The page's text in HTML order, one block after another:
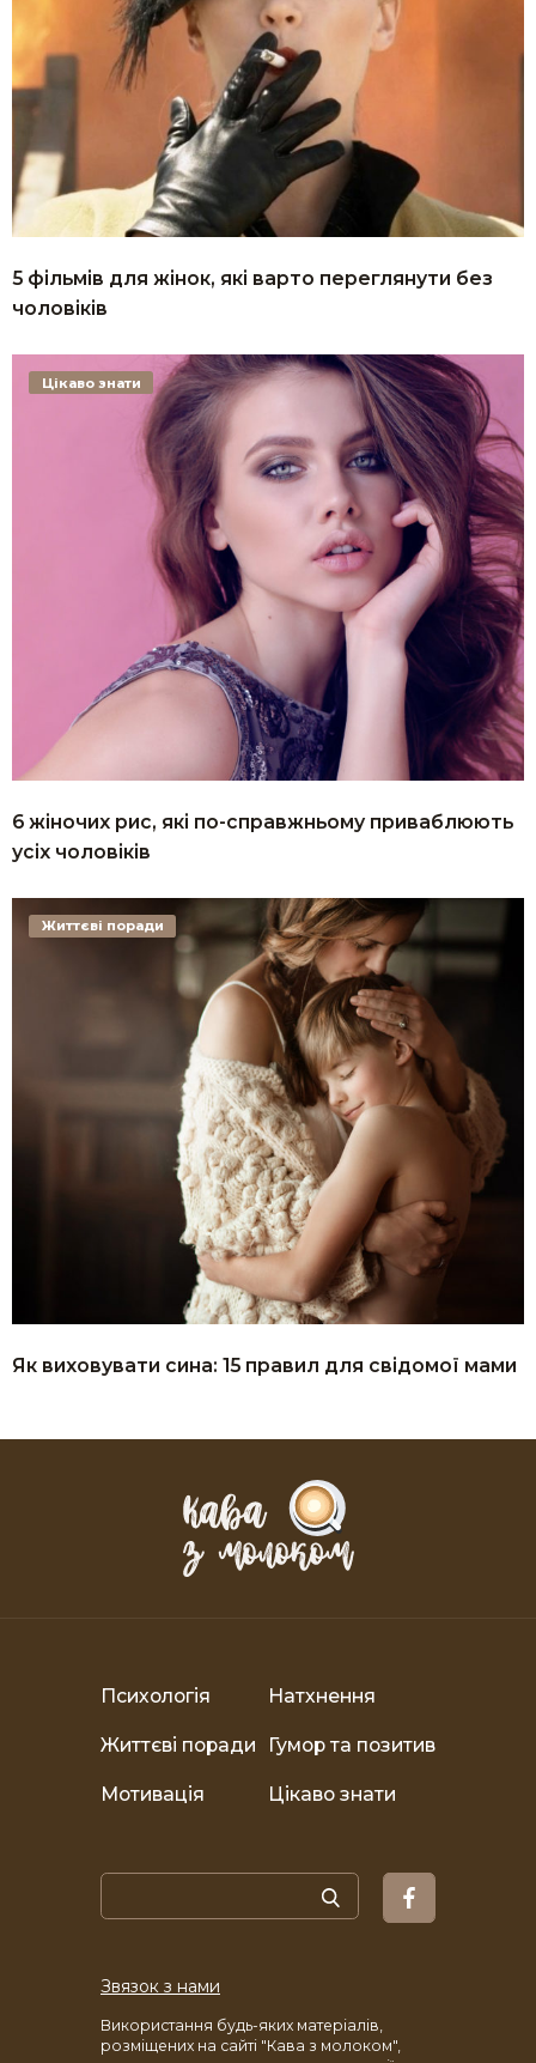
5 фільмів для жінок, які варто переглянути без
чоловіків
6 жіночих рис, які по-справжньому приваблюють
усіх чоловіків
Цікаво знати
Як виховувати сина: 15 правил для свідомої мами
Життєві поради
Психологія Натхнення
Життєві поради Гумор та позитив
Мотивація Цікаво знати
Звязок з нами
Використання будь-яких матеріалів,
розміщених на сайті "Кава з молоком",